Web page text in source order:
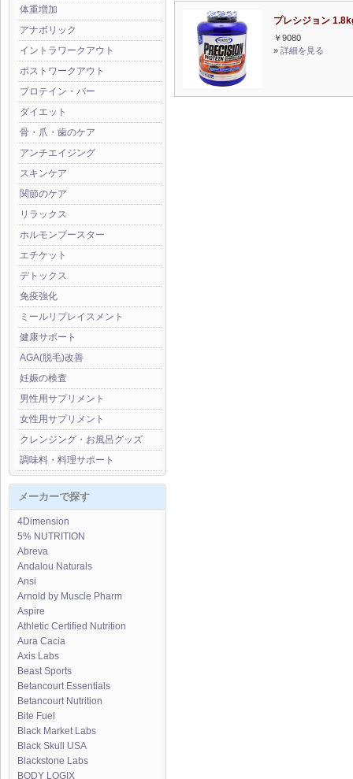
体重増加
アナボリック
イントラワークアウト
ポストワークアウト
プロテイン・バー
ダイエット
骨・爪・歯のケア
アンチエイジング
スキンケア
関節のケア
リラックス
ホルモンブースター
エチケット
デトックス
免疫強化
ミールリプレイスメント
健康サポート
AGA(脱毛)改善
妊娠の検査
男性用サプリメント
女性用サプリメント
クレンジング・お風呂グッズ
調味料・料理サポート
メーカーで探す
4Dimension
5% NUTRITION
Abreva
Andalou Naturals
Ansi
Arnold by Muscle Pharm
Aspire
Athletic Certified Nutrition
Aura Cacia
Axis Labs
Beast Sports
Betancourt Essentials
Betancourt Nutrition
Bite Fuel
Black Market Labs
Black Skull USA
Blackstone Labs
BODY LOGIX
プレシジョン
￥9080
» 詳細を見る